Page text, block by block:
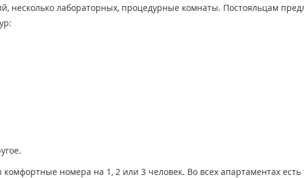
несколько лабораторных, процедурные комнаты. Постояльцам
номера на 1, 2 или 3 человек. Во всех апартаментах есть